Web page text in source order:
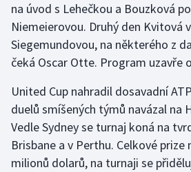
na úvod s Lehečkou a Bouzková
Niemeierovou. Druhý den Kvitová
Siegemundovou, na některého z
čeká Oscar Otte. Program uzavře
United Cup nahradil dosavadní
duelů smíšených týmů navázal na
Vedle Sydney se turnaj koná na
Brisbane a v Perthu. Celkové prize
milionů dolarů, na turnaji se